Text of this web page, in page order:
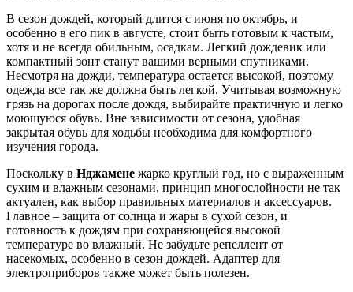
В сезон дождей, который длится с июня по октябрь, и
особенно в его пик в августе, стоит быть готовым к частым,
хотя и не всегда обильным, осадкам. Легкий дождевик или
компактный зонт станут вашими верными спутниками.
Несмотря на дожди, температура остается высокой, поэтому
одежда все так же должна быть легкой. Учитывая возможную
грязь на дорогах после дождя, выбирайте практичную и легко
моющуюся обувь. Вне зависимости от сезона, удобная
закрытая обувь для ходьбы необходима для комфортного
изучения города.
Поскольку в Нджамене жарко круглый год, но с выраженным
сухим и влажным сезонами, принцип многослойности не так
актуален, как выбор правильных материалов и аксессуаров.
Главное – защита от солнца и жары в сухой сезон, и
готовность к дождям при сохраняющейся высокой
температуре во влажный. Не забудьте репеллент от
насекомых, особенно в сезон дождей. Адаптер для
электроприборов также может быть полезен.